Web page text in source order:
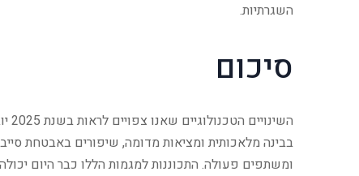
השגרתיות.
סיכום
בבינה מלאכותית ומציאות מדומה, שיפורים באבטחת
ומשתפים פעולה. התכוננות למגמות הללו כבר היום